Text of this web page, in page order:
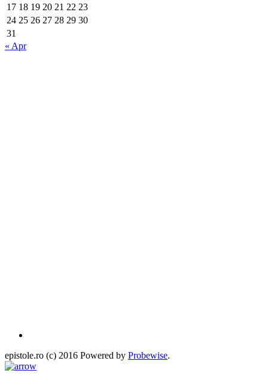
17 18 19 20 21 22 23
24 25 26 27 28 29 30
31
« Apr
epistole.ro (c) 2016 Powered by Probewise.